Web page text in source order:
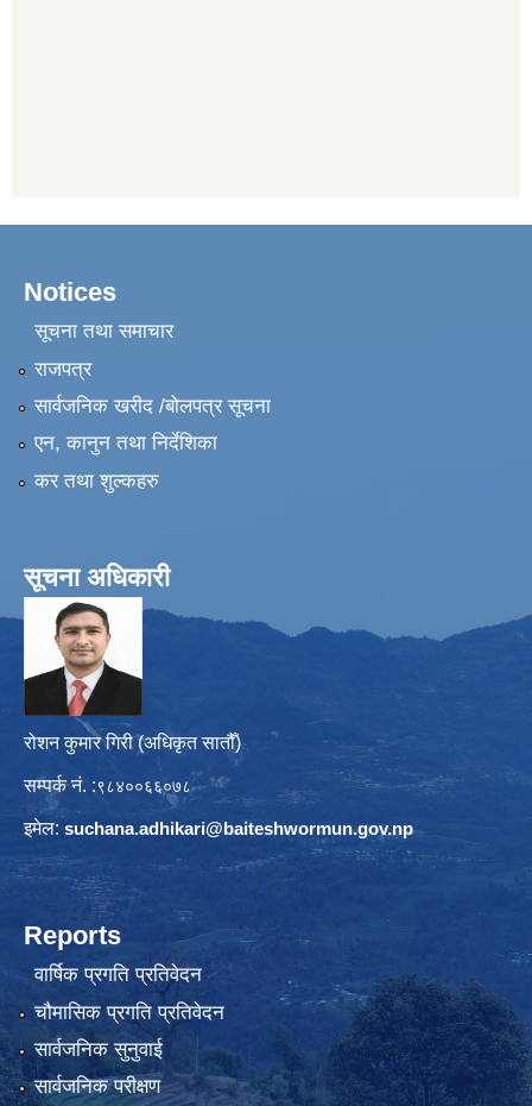
Notices
सूचना तथा समाचार
राजपत्र
सार्वजनिक खरीद /बोलपत्र सूचना
एन, कानुन तथा निर्देशिका
कर तथा शुल्कहरु
सूचना अधिकारी
रोशन कुमार गिरी (अधिकृत सातौँ)
सम्पर्क नं. :९८४००६६०७८
इमेल: suchana.adhikari@baiteshwormun.gov.np
Reports
वार्षिक प्रगति प्रतिवेदन
चौमासिक प्रगति प्रतिवेदन
सार्वजनिक सुनुवाई
सार्वजनिक परीक्षण